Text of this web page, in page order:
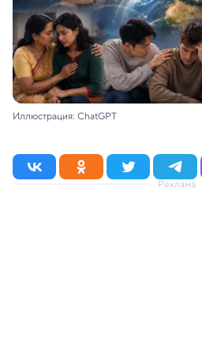
Иллюстрация: ChatGPT
Реклама